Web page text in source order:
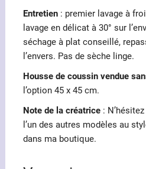
Entretien: premier lavage à
lavage en délicat à 30° sur
séchage à plat conseillé,
l’envers. Pas de sèche linge.
Housse de coussin vendue
l’option 45 x 45 cm.
Note de la créatrice:
l’un des autres modèles au
dans ma boutique.